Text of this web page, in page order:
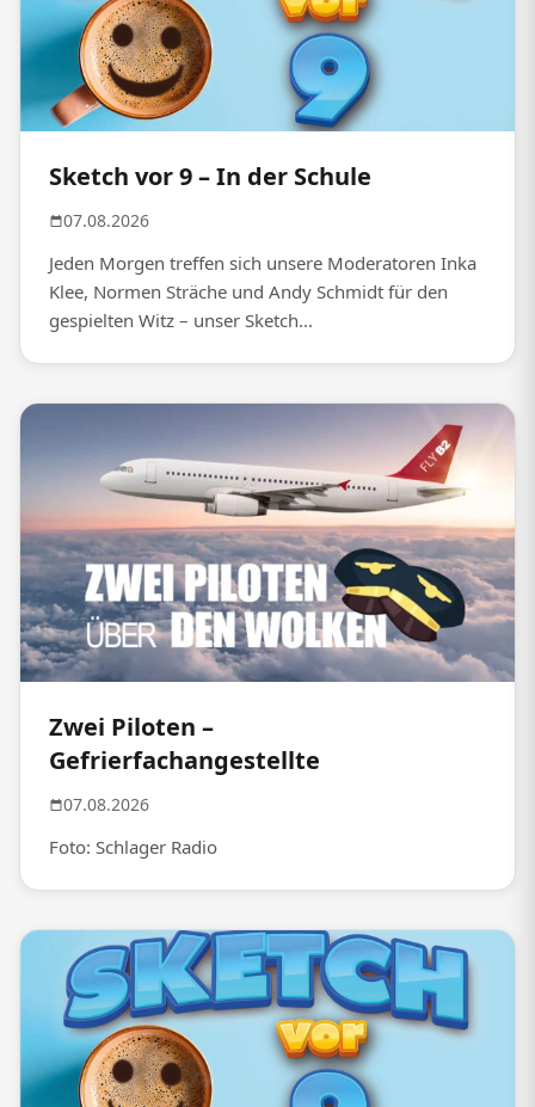
Sketch vor 9 – In der Schule
07.08.2026
Jeden Morgen treffen sich unsere Moderatoren Inka
Klee, Normen Sträche und Andy Schmidt für den
gespielten Witz – unser Sketch...
Zwei Piloten –
Gefrierfachangestellte
07.08.2026
Foto: Schlager Radio